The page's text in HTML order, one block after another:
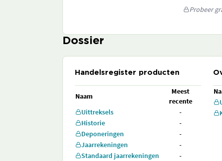
Probeer
Dossier
Handelsregister producten
Naam
Meest
recente
Uittreksels
-
Historie
-
Deponeringen
-
Jaarrekeningen
-
Standaard jaarrekeningen
-